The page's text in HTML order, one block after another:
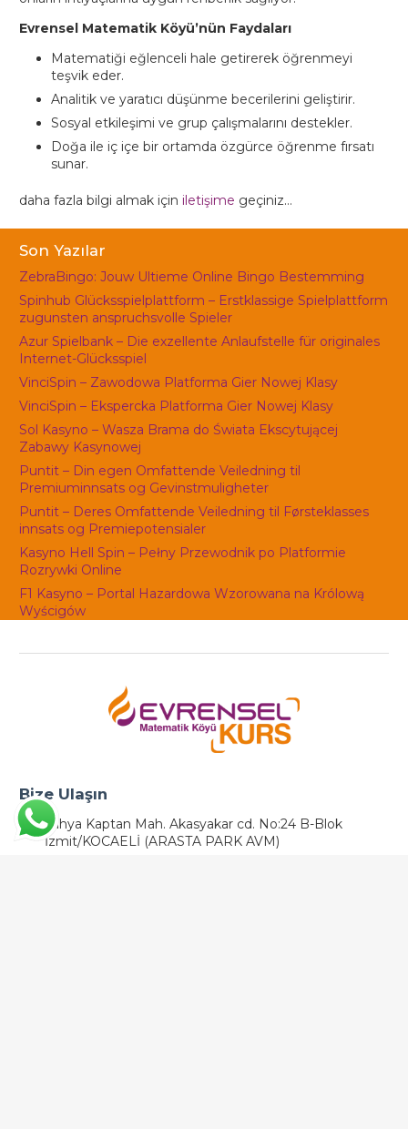
Evrensel Matematik Köyü’nün Faydaları
Matematiği eğlenceli hale getirerek öğrenmeyi
teşvik eder.
Analitik ve yaratıcı düşünme becerilerini geliştirir.
Sosyal etkileşimi ve grup çalışmalarını destekler.
Doğa ile iç içe bir ortamda özgürce öğrenme fırsatı
sunar.
daha fazla bilgi almak için iletişime geçiniz…
Son Yazılar
ZebraBingo: Jouw Ultieme Online Bingo Bestemming
Spinhub Glücksspielplattform – Erstklassige Spielplattform
zugunsten anspruchsvolle Spieler
Azur Spielbank – Die exzellente Anlaufstelle für originales
Internet-Glücksspiel
VinciSpin – Zawodowa Platforma Gier Nowej Klasy
VinciSpin – Ekspercka Platforma Gier Nowej Klasy
Sol Kasyno – Wasza Brama do Świata Ekscytującej
Zabawy Kasynowej
Puntit – Din egen Omfattende Veiledning til
Premiuminnsats og Gevinstmuligheter
Puntit – Deres Omfattende Veiledning til Førsteklasses
innsats og Premiepotensialer
Kasyno Hell Spin – Pełny Przewodnik po Platformie
Rozrywki Online
F1 Kasyno – Portal Hazardowa Wzorowana na Królową
Wyścigów
Bize Ulaşın
Yahya Kaptan Mah. Akasyakar cd. No:24 B-Blok
İzmit/KOCAELİ (ARASTA PARK AVM)